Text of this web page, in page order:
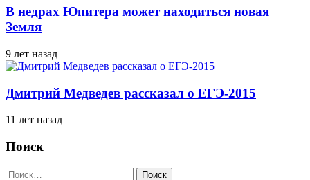
В недрах Юпитера может находиться новая
Земля
9 лет назад
Дмитрий Медведев рассказал о ЕГЭ-2015
11 лет назад
Поиск
Найти: